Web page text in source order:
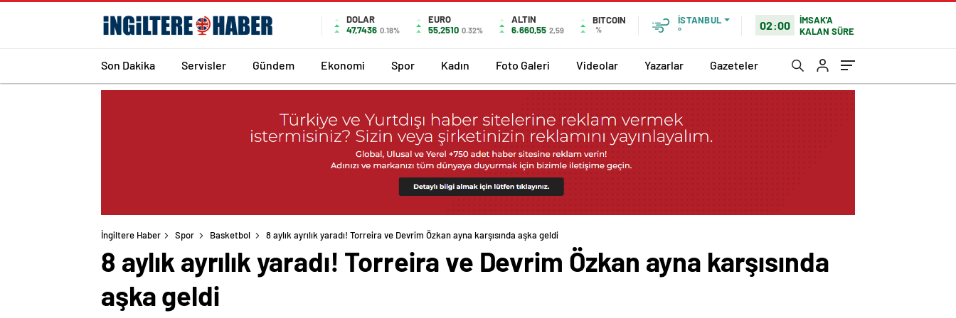
DOLAR
47,7436 0.18%
EURO
55,2510 0.32%
ALTIN
6.660,55 2,59
BITCOIN
%
İSTANBUL
°
02:00
İMSAK'A
KALAN SÜRE
Son Dakika Servisler Gündem Ekonomi Spor Kadın Foto Galeri Videolar Yazarlar Gazeteler
İngiltere Haber Spor Basketbol 8 aylık ayrılık yaradı! Torreira ve Devrim Özkan ayna karşısında aşka geldi
8 aylık ayrılık yaradı! Torreira ve Devrim Özkan ayna karşısında
aşka geldi